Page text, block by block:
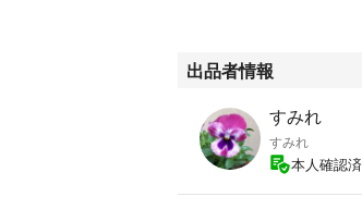
出品者情報
すみれ
すみれ
本人確認済